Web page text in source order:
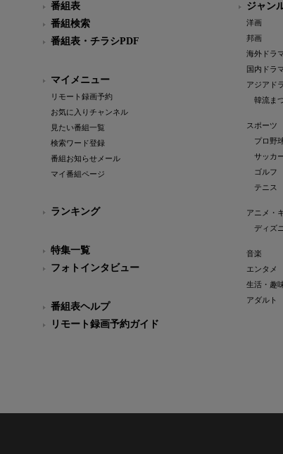
番組表
番組検索
番組表・チラシPDF
マイメニュー
リモート録画予約
お気に入りチャンネル
見たい番組一覧
検索ワード登録
番組お知らせメール
マイ番組ページ
ランキング
特集一覧
フォトインタビュー
番組表ヘルプ
リモート録画予約ガイド
ジャン
洋画
邦画
海外ドラ
国内ドラ
アジアド
韓流まつ
スポーツ
プロ野
サッカ
ゴルフ
テニス
アニメ・
ディズ
音楽
エンタメ
生活・趣
アダルト